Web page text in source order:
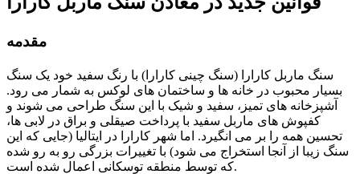
مقدمه
سنگ ماربل کارارا (سنگ چینی کارارا) با رنگ سفید خود یک سنگ
بسیار محبوب در خانه ‌ها و ساختمان ‌های لوکس به شمار می رود.
آشپزخانه ‌های تمیز، سفید و شیک با این سنگ طراحی می شوند و
کفپوش‌ های ماربل سفید با پرداخت صیقلی و براق در لابی‌ ها،
تحسین همه را بر می انگیرد. اما شهر کارارا در ایتالیا (جایی که این
سنگ زیبا از آنجا استخراج می شود) با تغییرات بزرگی رو به رو شده
که توسط منطقه توسکانی اعمال شده است.